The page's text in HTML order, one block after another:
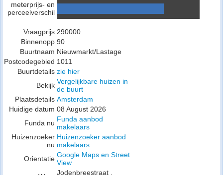
meterprijs- en
perceelverschil
Vraagprijs 290000
Binnenopp 90
Buurtnaam Nieuwmarkt/Lastage
Postcodegebied 1011
Buurtdetails zie hier
Bekijk Vergelijkbare huizen in
de buurt
Plaatsdetails Amsterdam
Huidige datum 08 August 2026
Funda nu Funda aanbod
makelaars
Huizenzoeker
nu
Huizenzoeker aanbod
makelaars
Orientatie Google Maps en Street
View
Jodenbreestraat ,